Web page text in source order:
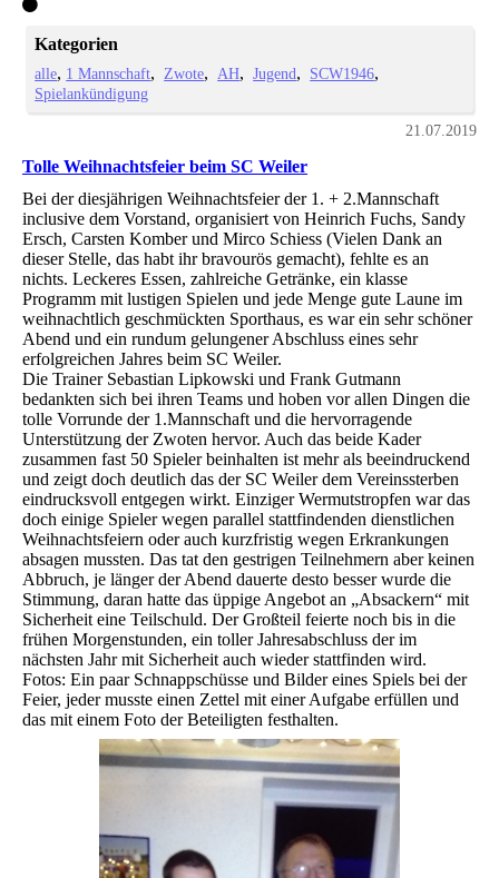
Kategorien
alle 1 Mannschaft Zwote AH Jugend
SCW1946
Spielankündigung
21.07.2019
Tolle Weihnachtsfeier beim SC Weiler
Bei der diesjährigen Weihnachtsfeier der 1. + 2.Mannschaft
inclusive dem Vorstand, organisiert von Heinrich Fuchs, Sandy
Ersch, Carsten Komber und Mirco Schiess (Vielen Dank an
dieser Stelle, das habt ihr bravourös gemacht), fehlte es an
nichts. Leckeres Essen, zahlreiche Getränke, ein klasse
Programm mit lustigen Spielen und jede Menge gute Laune im
weihnachtlich geschmückten Sporthaus, es war ein sehr schöner
Abend und ein rundum gelungener Abschluss eines sehr
erfolgreichen Jahres beim SC Weiler.
Die Trainer Sebastian Lipkowski und Frank Gutmann
bedankten sich bei ihren Teams und hoben vor allen Dingen die
tolle Vorrunde der 1.Mannschaft und die hervorragende
Unterstützung der Zwoten hervor. Auch das beide Kader
zusammen fast 50 Spieler beinhalten ist mehr als beeindruckend
und zeigt doch deutlich das der SC Weiler dem Vereinssterben
eindrucksvoll entgegen wirkt. Einziger Wermutstropfen war das
doch einige Spieler wegen parallel stattfindenden dienstlichen
Weihnachtsfeiern oder auch kurzfristig wegen Erkrankungen
absagen mussten. Das tat den gestrigen Teilnehmern aber keinen
Abbruch, je länger der Abend dauerte desto besser wurde die
Stimmung, daran hatte das üppige Angebot an „Absackern“ mit
Sicherheit eine Teilschuld. Der Großteil feierte noch bis in die
frühen Morgenstunden, ein toller Jahresabschluss der im
nächsten Jahr mit Sicherheit auch wieder stattfinden wird.
Fotos: Ein paar Schnappschüsse und Bilder eines Spiels bei der
Feier, jeder musste einen Zettel mit einer Aufgabe erfüllen und
das mit einem Foto der Beteiligten festhalten.